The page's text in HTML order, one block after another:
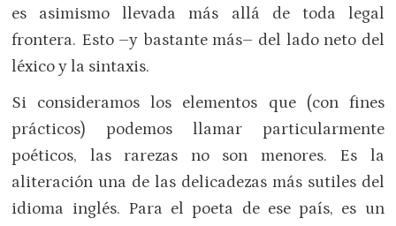
es asimismo llevada más allá de toda legal
frontera. Esto –y bastante más– del lado neto del
léxico y la sintaxis.
Si consideramos los elementos que (con fines
prácticos) podemos llamar particularmente
poéticos, las rarezas no son menores. Es la
aliteración una de las delicadezas más sutiles del
idioma inglés. Para el poeta de ese país, es un